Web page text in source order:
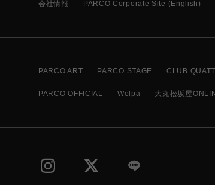
会社情報 PARCO Corporate Site (English)
PARCO ART PARCO STAGE CLUB
PARCO OFFICIAL Welpa 大丸松坂屋